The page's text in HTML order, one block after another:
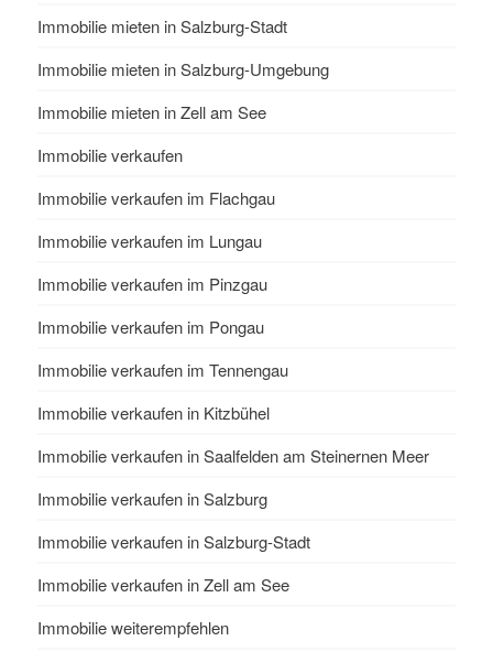
Immobilie mieten in Salzburg-Stadt
Immobilie mieten in Salzburg-Umgebung
Immobilie mieten in Zell am See
Immobilie verkaufen
Immobilie verkaufen im Flachgau
Immobilie verkaufen im Lungau
Immobilie verkaufen im Pinzgau
Immobilie verkaufen im Pongau
Immobilie verkaufen im Tennengau
Immobilie verkaufen in Kitzbühel
Immobilie verkaufen in Saalfelden am Steinernen Meer
Immobilie verkaufen in Salzburg
Immobilie verkaufen in Salzburg-Stadt
Immobilie verkaufen in Zell am See
Immobilie weiterempfehlen